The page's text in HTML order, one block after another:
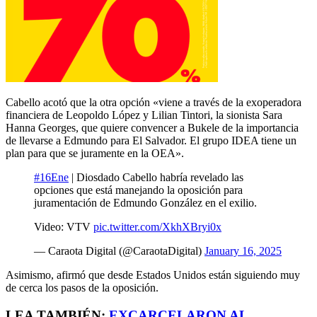
Cabello acotó que la otra opción «viene a través de la exoperadora
financiera de Leopoldo López y Lilian Tintori, la sionista Sara
Hanna Georges, que quiere convencer a Bukele de la importancia
de llevarse a Edmundo para El Salvador. El grupo IDEA tiene un
plan para que se juramente en la OEA».
#16Ene | Diosdado Cabello habría revelado las
opciones que está manejando la oposición para
juramentación de Edmundo González en el exilio.
Video: VTV pic.twitter.com/XkhXBryi0x
— Caraota Digital (@CaraotaDigital) January 16, 2025
Asimismo, afirmó que desde Estados Unidos están siguiendo muy
de cerca los pasos de la oposición.